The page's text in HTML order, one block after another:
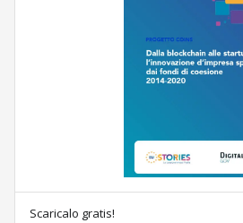
Scaricalo gratis!